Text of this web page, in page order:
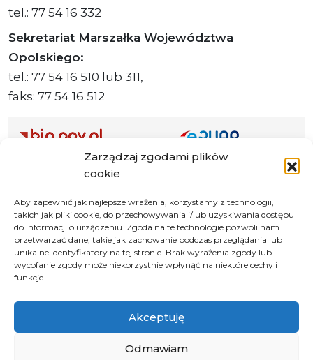
Zarządzaj zgodami plików
cookie
Aby zapewnić jak najlepsze wrażenia, korzystamy z technologii,
takich jak pliki cookie, do przechowywania i/lub uzyskiwania dostępu
do informacji o urządzeniu. Zgoda na te technologie pozwoli nam
przetwarzać dane, takie jak zachowanie podczas przeglądania lub
unikalne identyfikatory na tej stronie. Brak wyrażenia zgody lub
wycofanie zgody może niekorzystnie wpłynąć na niektóre cechy i
funkcje.
Akceptuję
Odmawiam
tel.: 77 54 16 332
Sekretariat Marszałka Województwa
Opolskiego:
tel.: 77 54 16 510 lub 311,
faks: 77 54 16 512
Adres ePUAP Urzędu: /q877fxtk55/SkrytkaESP
Urzędu: AE:PL-66703-73759-IGTUV-14
Polityka prywatności
Klauzula informacyjna RODO
Deklaracja dostępności